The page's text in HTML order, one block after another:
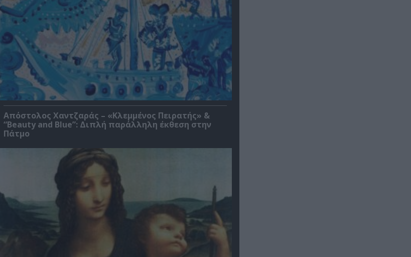
Απόστολος Χαντζαράς – «Κλεμμένος Πειρατής» &
“Beauty and Blue”: Διπλή παράλληλη έκθεση στην
Πάτμο